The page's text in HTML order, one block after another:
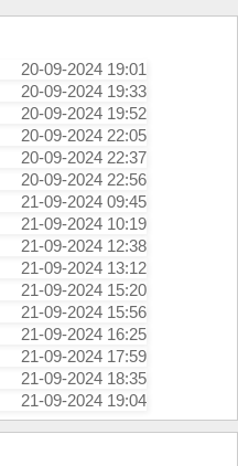
20-09-2024 19:01
20-09-2024 19:33
20-09-2024 19:52
20-09-2024 22:05
20-09-2024 22:37
20-09-2024 22:56
21-09-2024 09:45
21-09-2024 10:19
21-09-2024 12:38
21-09-2024 13:12
21-09-2024 15:20
21-09-2024 15:56
21-09-2024 16:25
21-09-2024 17:59
21-09-2024 18:35
21-09-2024 19:04